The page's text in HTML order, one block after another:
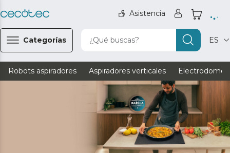
Asistencia
Categorías ¿Qué buscas? ES
Robots aspiradores Aspiradores verticales